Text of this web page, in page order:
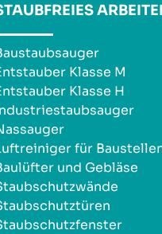
Klasse M
Klasse H
für
und Gebläse